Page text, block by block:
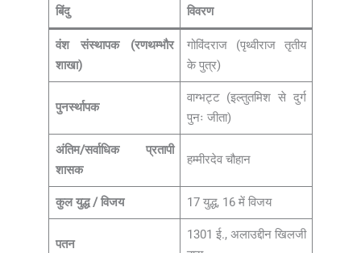
बिंदु विवरण
वंश संस्थापक (रणथम्भौर
शाखा)
गोविंदराज (पृथ्वीराज तृतीय
के पुत्र)
पुनर्स्थापक
वाग्भट्ट (इल्तुतमिश से दुर्ग
पुनः जीता)
अंतिम/सर्वाधिक प्रतापी
शासक
हम्मीरदेव चौहान
कुल युद्ध / विजय 17 युद्ध, 16 में विजय
पतन
1301 ई., अलाउद्दीन खिलजी